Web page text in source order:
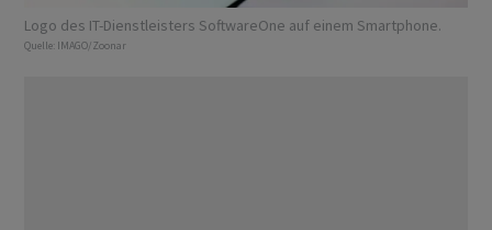
Logo des IT-Dienstleisters SoftwareOne auf einem Smartphone.
Quelle: IMAGO/Zoonar